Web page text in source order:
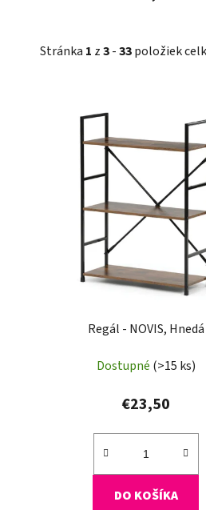
Stránka 1 z3-33položiek
Regál - NOVIS, Hnedá
Dostupné (>15 ks)
€23,50
DO KOŠÍKA